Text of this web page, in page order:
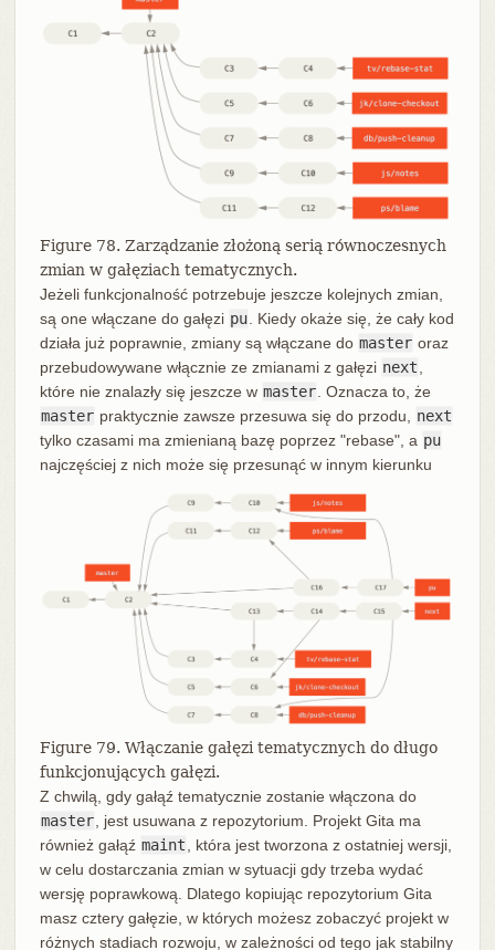
Figure 78. Zarządzanie złożoną serią równoczesnych
zmian w gałęziach tematycznych.
Jeżeli funkcjonalność potrzebuje jeszcze kolejnych zmian,
są one włączane do gałęzi pu . Kiedy okaże się, że cały kod
działa już poprawnie, zmiany są włączane do master oraz
przebudowywane włącznie ze zmianami z gałęzi next
które nie znalazły się jeszcze w master . Oznacza to, że
master praktycznie zawsze przesuwa się do przodu,
next
tylko czasami ma zmienianą bazę poprzez "rebase", a pu
najczęściej z nich może się przesunąć w innym kierunku
Figure 79. Włączanie gałęzi tematycznych do długo
funkcjonujących gałęzi.
Z chwilą, gdy gałąź tematycznie zostanie włączona do
master , jest usuwana z repozytorium. Projekt Gita ma
również gałąź maint
, która jest tworzona z ostatniej wersji,
w celu dostarczania zmian w sytuacji gdy trzeba wydać
wersję poprawkową. Dlatego kopiując repozytorium Gita
masz cztery gałęzie, w których możesz zobaczyć projekt w
różnych stadiach rozwoju, w zależności od tego jak stabilny